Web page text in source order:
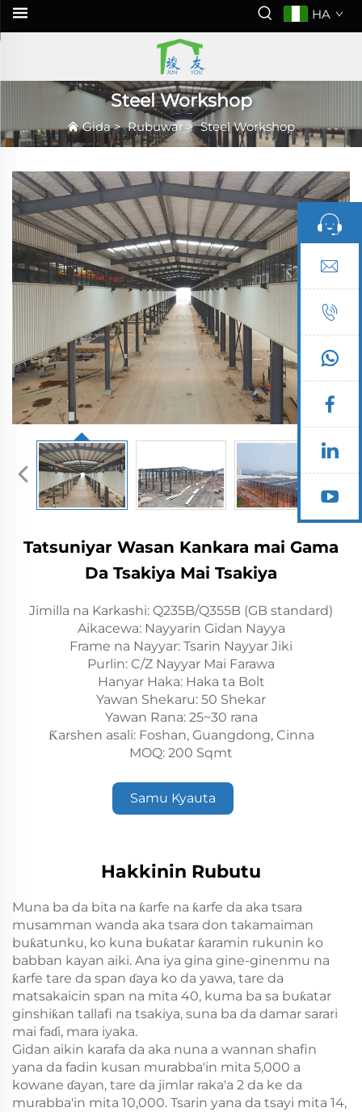
HA
Steel Workshop
Gida>Rubuwar>Steel Workshop
Tatsuniyar Wasan Kankara mai Gama
Da Tsakiya Mai Tsakiya
Jimilla na Karkashi: Q235B/Q355B (GB standard)
Aikacewa: Nayyarin Gidan Nayya
Frame na Nayyar: Tsarin Nayyar Jiki
Purlin: C/Z Nayyar Mai Farawa
Hanyar Haka: Haka ta Bolt
Yawan Shekaru: 50 Shekar
Yawan Rana: 25~30 rana
Ƙarshen asali: Foshan, Guangdong, Cinna
MOQ: 200 Sqmt
Samu Kyauta
Hakkinin Rubutu
Muna ba da bita na ƙarfe na ƙarfe da aka tsara
musamman wanda aka tsara don takamaiman
buƙatunku, ko kuna buƙatar ƙaramin rukunin ko
babban kayan aiki. Ana iya gina gine-ginenmu na
ƙarfe tare da span ɗaya ko da yawa, tare da
matsakaicin span na mita 40, kuma ba sa buƙatar
ginshiƙan tallafi na tsakiya, suna ba da damar sarari
mai faɗi, mara iyaka.
Gidan aikin karafa da aka nuna a wannan shafin
yana da fadin kusan murabba'in mita 5,000 a
kowane ɗayan, tare da jimlar raka'a 2 da ke da
murabba'in mita 10,000. Tsarin yana da tsayi mita 14,